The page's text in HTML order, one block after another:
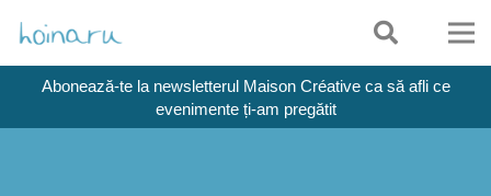
Abonează-te la newsletterul Maison Créative ca să afli ce
evenimente ți-am pregătit